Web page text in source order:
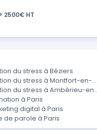
> 2500€ HT
du stress à Béziers
du stress à Montfort-en-
du stress à Ambérieu-en-
à Paris
digital à Paris
de parole à Paris